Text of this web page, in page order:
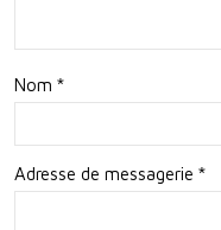
Nom *
Adresse de messagerie *